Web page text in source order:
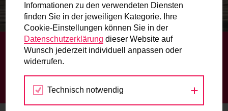
Routenplaner
Mit dem Fahrrad in Wien unterwegs? Hier finden Sie die
beste Route.
Wunschbox
Sie haben ein Anliegen zum Radverkehr? Schreiben Sie
Die Wiener Ringstraße
ALLE DETAILS HIER
Informationen zu den verwendeten Diensten
finden Sie in der jeweiligen Kategorie. Ihre
Cookie-Einstellungen können Sie in der
Datenschutzerklärung dieser Website auf
Wunsch jederzeit individuell anpassen oder
widerrufen.
Technisch notwendig